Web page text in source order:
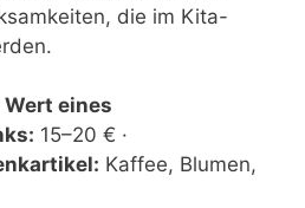
die im Kita-
eines
15–20 € ·
Kaffee, Blumen,